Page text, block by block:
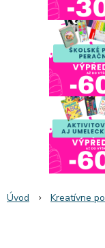
Úvod Kreatívne